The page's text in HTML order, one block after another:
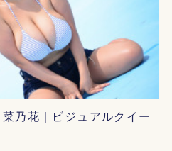
乃花｜ビジュアルクイー